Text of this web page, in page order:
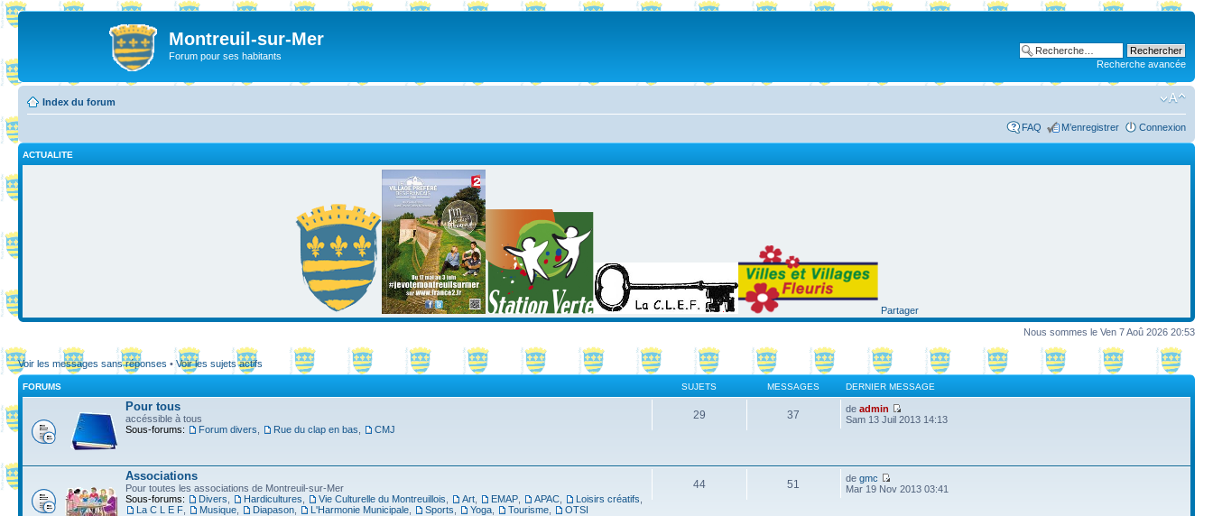
Montreuil-sur-Mer
Forum pour ses habitants
Recherche avancée
Index du forum
FAQ M’enregistrer Connexion
ACTUALITE
Partager
Nous sommes le Ven 7 Aoû 2026 20:53
Voir les messages sans réponses •Voir les sujets actifs
FORUMS SUJETS MESSAGES DERNIER MESSAGE
Pour tous
accéssible à tous
Sous-forums:
Forum divers Rue du clap en bas CMJ
29 37 deadmin
Sam 13 Juil 2013 14:13
Associations
Pour toutes les associations de Montreuil-sur-Mer
Sous-forums:
Divers Hardicultures Vie Culturelle du Montreuillois Art EMAP APAC Loisirs créatifs
La C L E F
Musique Diapason L'Harmonie Municipale Sports Yoga Tourisme OTSI
44 51 degmc
Mar 19 Nov 2013 03:41